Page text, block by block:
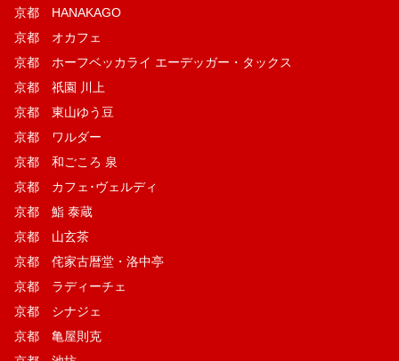
京都 HANAKAGO
京都 オカフェ
京都 ホーフベッカライ エーデッガー・タックス
京都 祇園 川上
京都 東山ゆう豆
京都 ワルダー
京都 和ごころ 泉
京都 カフェ･ヴェルディ
京都 鮨 泰蔵
京都 山玄茶
京都 侘家古暦堂・洛中亭
京都 ラディーチェ
京都 シナジェ
京都 亀屋則克